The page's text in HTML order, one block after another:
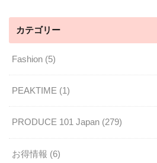
カテゴリー
Fashion (5)
PEAKTIME (1)
PRODUCE 101 Japan (279)
お得情報 (6)